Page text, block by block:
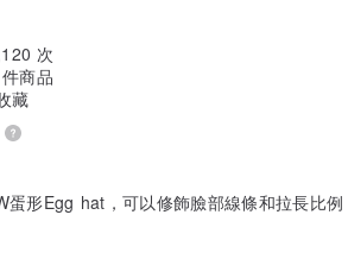
開頭的「o」象徵著與世界各地的文化共同
，omake Taiwan 臺灣團隊作為日本原創設
款的服飾與帽子之外，也精選各國的天然纖
的剪裁與充滿細節的布料設計，目前也正持
次
商品
藏
蛋形Egg hat，可以修飾臉部線條和拉長比例